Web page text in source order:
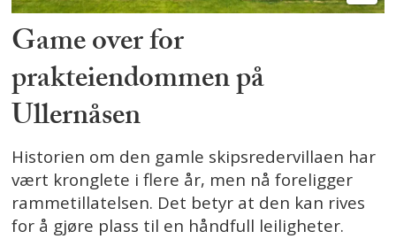
Game over for
prakteiendommen på
Ullernåsen
Historien om den gamle skipsredervillaen har
vært kronglete i flere år, men nå foreligger
rammetillatelsen. Det betyr at den kan rives
for å gjøre plass til en håndfull leiligheter.